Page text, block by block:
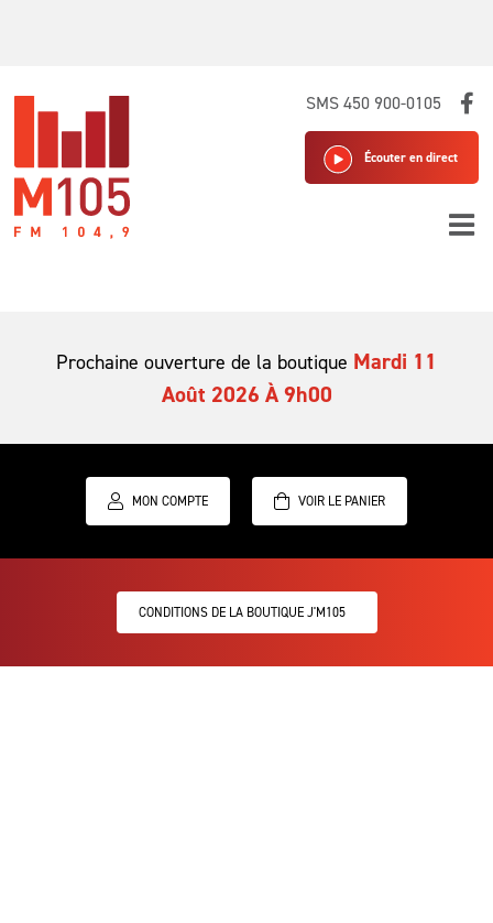
SMS 450 900-0105
Écouter en direct
Prochaine ouverture de la boutique Mardi 11
Août 2026 À 9h00
MON COMPTE
CONDITIONS DE LA BOUTIQUE J'M105